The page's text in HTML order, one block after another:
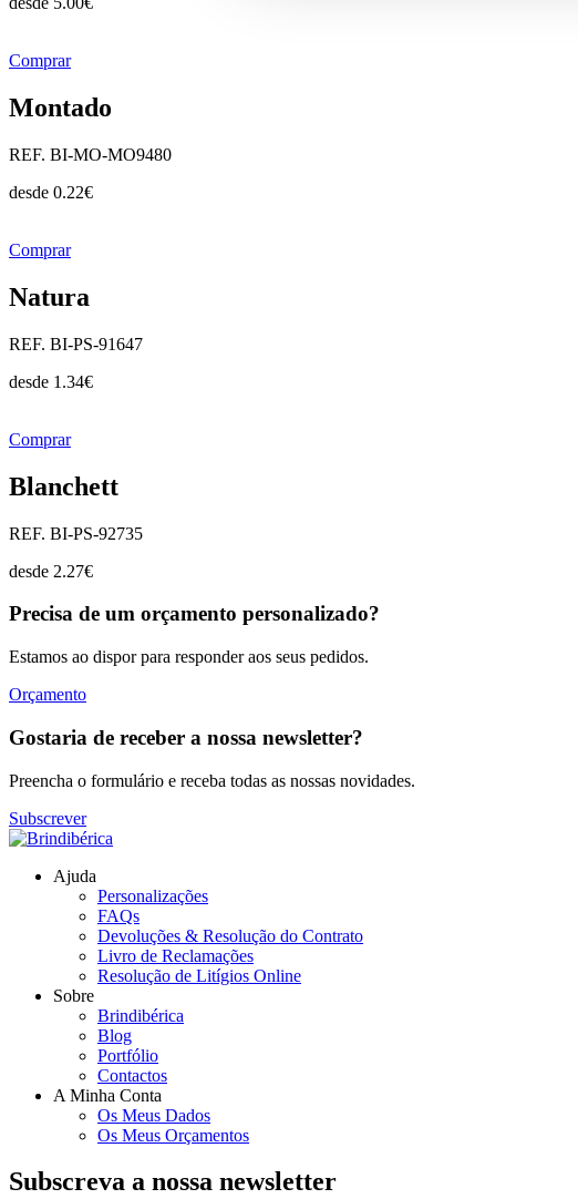
Comprar
Montado
REF. BI-MO-MO9480
desde 0.22€
Comprar
Natura
REF. BI-PS-91647
desde 1.34€
Comprar
Blanchett
REF. BI-PS-92735
desde 2.27€
Precisa de um orçamento personalizado?
Estamos ao dispor para responder aos seus pedidos.
Orçamento
Gostaria de receber a nossa newsletter?
Preencha o formulário e receba todas as nossas novidades.
Subscrever
Ajuda
Personalizações
FAQs
Devoluções & Resolução do Contrato
Livro de Reclamações
Resolução de Litígios Online
Sobre
Brindibérica
Blog
Portfólio
Contactos
A Minha Conta
Os Meus Dados
Os Meus Orçamentos
Subscreva a nossa newsletter